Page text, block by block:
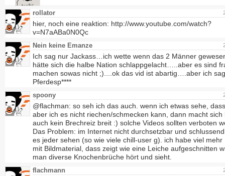
rollator
hier, noch eine reaktion: http://www.youtube.com/watch?
v=N7aABa0N0Qc
Nein keine Emanze
Ich sag nur Jackass…ich wette wenn das 2 Männer
hätte sich die halbe Nation schlappgelacht…..aber es sind
machen sowas nicht ;)....ok das vid ist abartig….aber ich
Pferdesp****
spoony
@flachman: so seh ich das auch. wenn ich etwas sehe,
aber ich es nicht riechen/schmecken kann, dann macht sich
auch kein Brechreiz breit :) solche Videos sollten verboten
Das Problem: im Internet nicht durchsetzbar und
es jeder sehen (so wie viele chill-user g). ich habe viel mehr
mit Bildmaterial, dass zeigt wie eine Leiche aufgeschnitten
man diverse Knochenbrüche hört und sieht.
flachmann